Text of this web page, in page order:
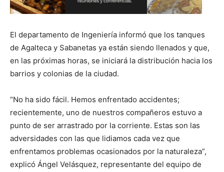
El departamento de Ingeniería informó que los tanques
de Agalteca y Sabanetas ya están siendo llenados y que,
en las próximas horas, se iniciará la distribución hacia los
barrios y colonias de la ciudad.
“No ha sido fácil. Hemos enfrentado accidentes;
recientemente, uno de nuestros compañeros estuvo a
punto de ser arrastrado por la corriente. Estas son las
adversidades con las que lidiamos cada vez que
enfrentamos problemas ocasionados por la naturaleza”,
explicó Ángel Velásquez, representante del equipo de